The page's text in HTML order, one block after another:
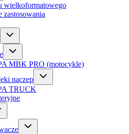
wielkoformatowego
zastosowania
MBK PRO (motocykle)
naczep
TRUCK